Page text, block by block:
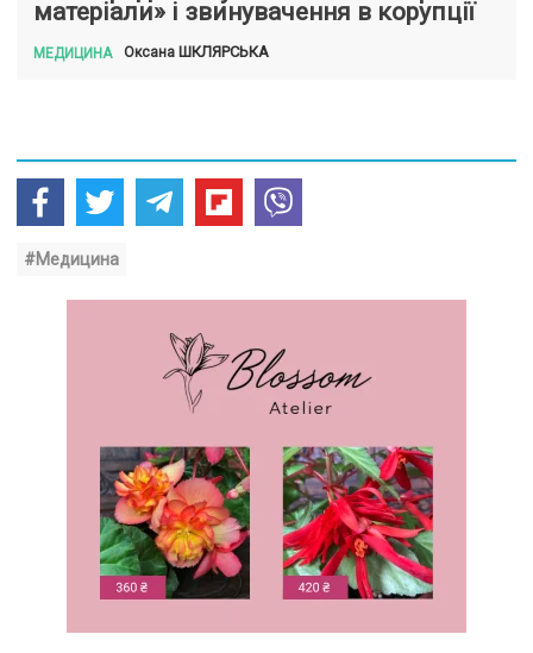
матеріали» і звинувачення в корупції
МЕДИЦИНА Оксана ШКЛЯРСЬКА
#Медицина